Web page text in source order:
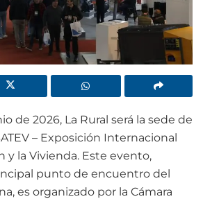
de 2026, La Rural será la sede de
– Exposición Internacional
y la Vivienda. Este evento,
punto de encuentro del
es organizado por la Cámara